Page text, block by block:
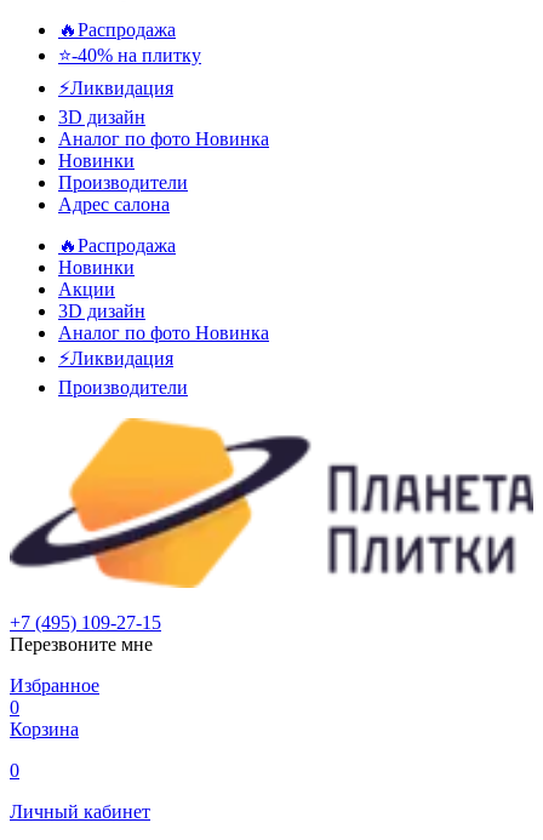
🔥Распродажа
⭐-40% на плитку
⚡️Ликвидация
3D дизайн
Аналог по фото Новинка
Новинки
Производители
Адрес салона
🔥Распродажа
Новинки
Акции
3D дизайн
Аналог по фото Новинка
⚡Ликвидация
Производители
+7 (495) 109-27-15
Перезвоните мне
Избранное
0
Корзина
0
Личный кабинет